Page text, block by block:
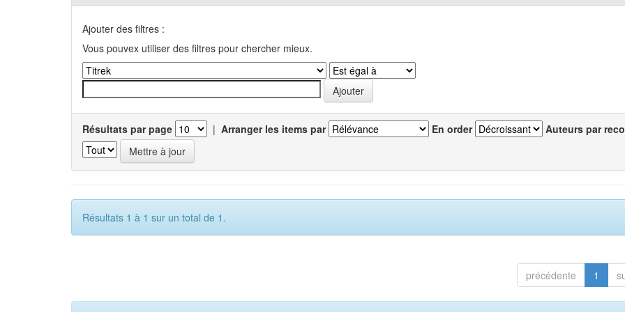
Ajouter des filtres :
Vous pouvex utiliser des filtres pour chercher mieux.
Résultats par page | Arranger les items par En order Auteurs par
Résultats 1 à 1 sur un total de 1.
précédente 1